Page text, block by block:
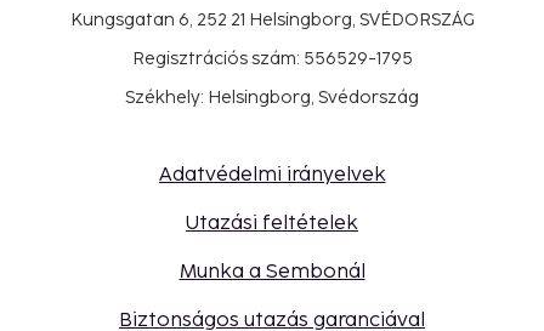
Kungsgatan 6, 252 21 Helsingborg, SVÉDORSZÁG
Regisztrációs szám: 556529-1795
Székhely: Helsingborg, Svédország
Adatvédelmi irányelvek
Utazási feltételek
Munka a Sembonál
Biztonságos utazás garanciával